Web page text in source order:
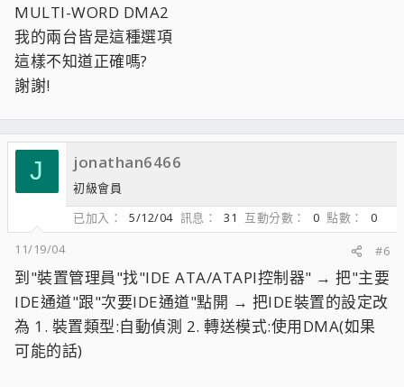
MULTI-WORD DMA2
我的兩台皆是這種選項
這樣不知道正確嗎?
謝謝!
J jonathan6466
初級會員
已加入
5/12/04 訊息 31 互動分數 0 點數
0
11/19/04
#6
到"裝置管理員"找"IDE ATA/ATAPI控制器" → 把"主要
IDE通道"跟"次要IDE通道"點開 → 把IDE裝置的設定改
為 1. 裝置類型:自動偵測 2. 轉送模式:使用DMA(如果
可能的話)